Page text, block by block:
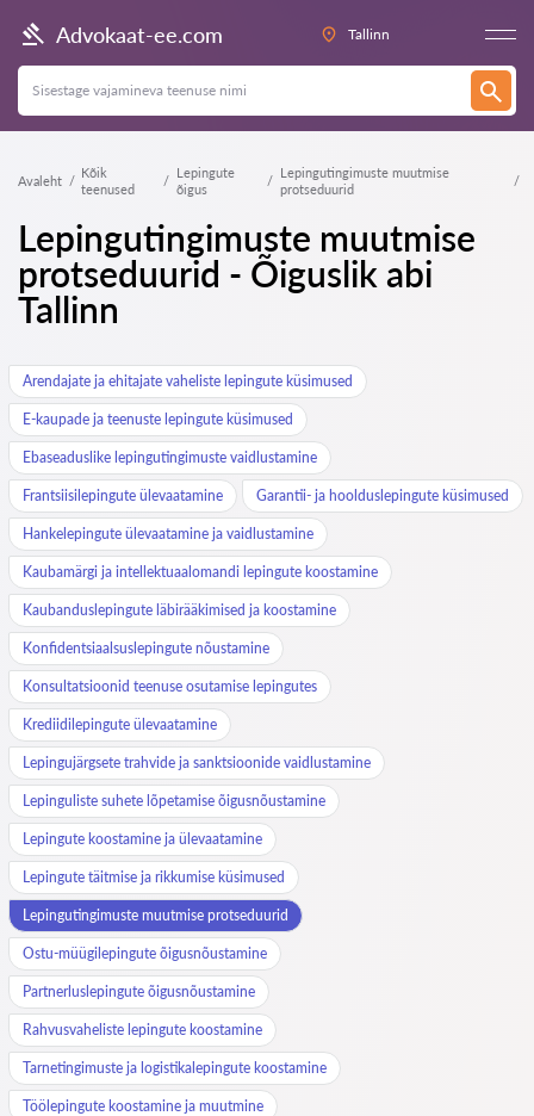
Advokaat-ee.com Tallinn
Avaleht
Kõik
teenused
Lepingute
õigus
Lepingutingimuste muutmise
protseduurid
Lepingutingimuste muutmise
protseduurid - Õiguslik abi
Tallinn
Arendajate ja ehitajate vaheliste lepingute küsimused
E-kaupade ja teenuste lepingute küsimused
Ebaseaduslike lepingutingimuste vaidlustamine
Frantsiisilepingute ülevaatamine Garantii- ja hoolduslepingute küsimused
Hankelepingute ülevaatamine ja vaidlustamine
Kaubamärgi ja intellektuaalomandi lepingute koostamine
Kaubanduslepingute läbirääkimised ja koostamine
Konfidentsiaalsuslepingute nõustamine
Konsultatsioonid teenuse osutamise lepingutes
Krediidilepingute ülevaatamine
Lepingujärgsete trahvide ja sanktsioonide vaidlustamine
Lepinguliste suhete lõpetamise õigusnõustamine
Lepingute koostamine ja ülevaatamine
Lepingute täitmise ja rikkumise küsimused
Lepingutingimuste muutmise protseduurid
Ostu-müügilepingute õigusnõustamine
Partnerluslepingute õigusnõustamine
Rahvusvaheliste lepingute koostamine
Tarnetingimuste ja logistikalepingute koostamine
Töölepingute koostamine ja muutmine